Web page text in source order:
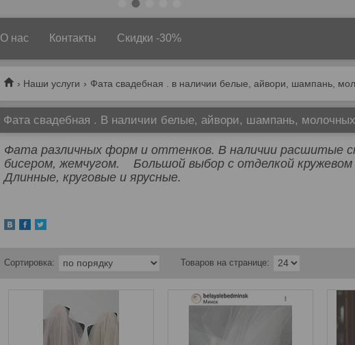
О нас Контакты Скидки -30%
Наши услуги
Фата свадебная . В наличии белые, айвори, шампань, молочных
Фата различных форм и оттенков. В наличии расшитые
бисером, жемчугом. Большой выбор с отделкой кружевом
Длинные, круговые и ярусные.